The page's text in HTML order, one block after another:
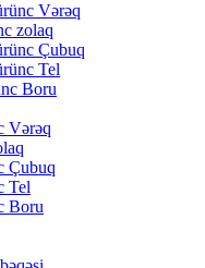
Vərəq
zolaq
Çubuq
Tel
Boru
Vərəq
Çubuq
Tel
Boru